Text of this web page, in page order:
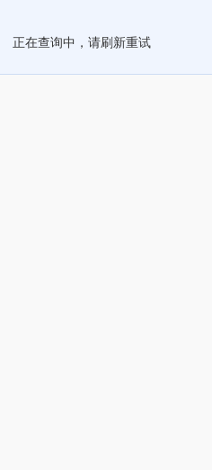
正在查询中，请刷新重试